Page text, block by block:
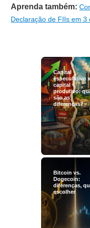
Aprenda também:
Declaração de FIIs em 3
Capital
especulativo x
capital
produtivo:
são as
diferenças?
Bitcoin vs.
Dogecoin:
diferenças,
escolher